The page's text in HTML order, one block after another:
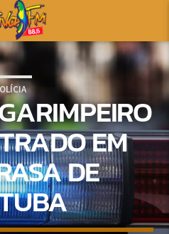
EM
DE